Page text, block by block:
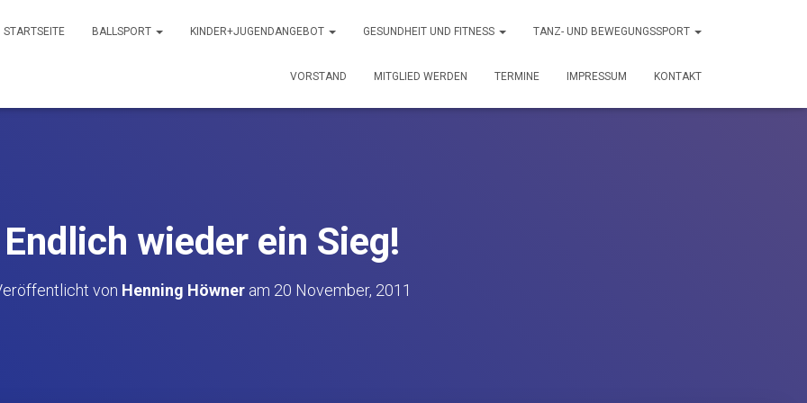
STARTSEITE BALLSPORT KINDER+JUGENDANGEBOT GESUNDHEIT UND FITNESS TANZ- UND BEWEGUNGSSPORT
VORSTAND MITGLIED WERDEN TERMINE IMPRESSUM KONTAKT
Endlich wieder ein Sieg!
von Henning Höwneram 20 November, 2011